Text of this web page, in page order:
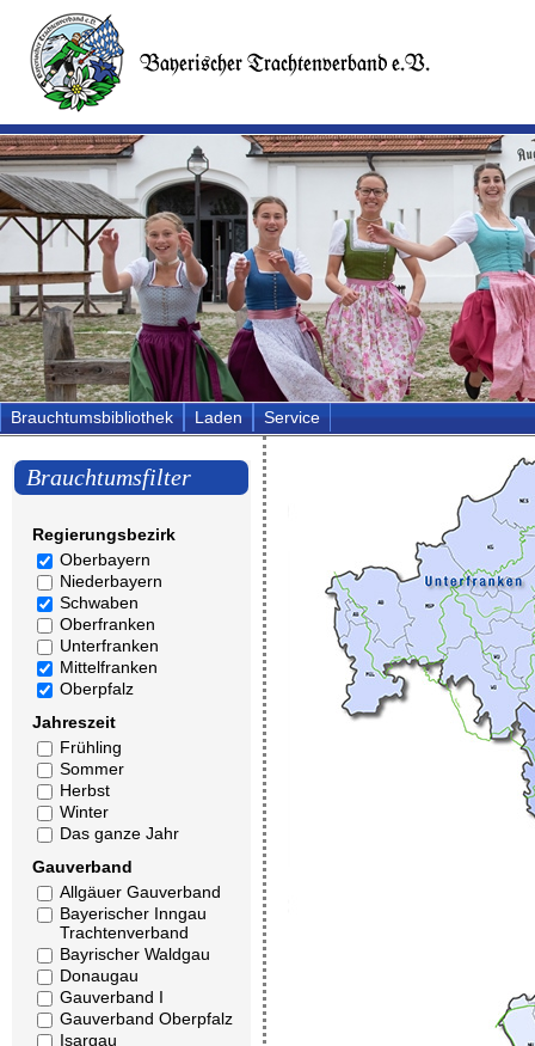
Brauchtumsbibliothek Laden Service
Brauchtumsfilter
Regierungsbezirk
Oberbayern
Niederbayern
Schwaben
Oberfranken
Unterfranken
Mittelfranken
Oberpfalz
Jahreszeit
Frühling
Sommer
Herbst
Winter
Das ganze Jahr
Gauverband
Allgäuer Gauverband
Bayerischer Inngau
Trachtenverband
Bayrischer Waldgau
Donaugau
Gauverband I
Gauverband Oberpfalz
Isargau